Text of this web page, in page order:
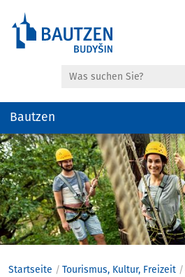
der
Seite
anspringen
Suche
Bautzen
Startseite Tourismus, Kultur, Freizeit